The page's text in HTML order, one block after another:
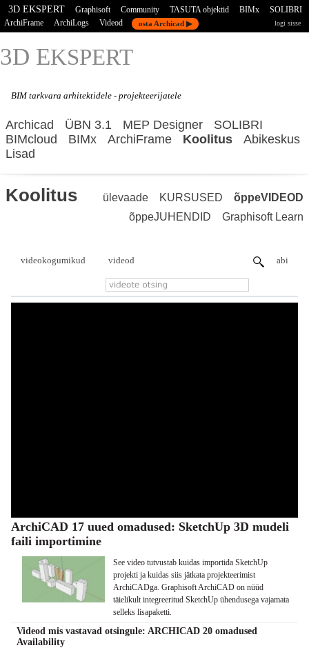
3D EKSPERT Graphisoft Community TASUTA objektid BIMx
SOLIBRI
ArchiFrame
ArchiLogs Videod osta Archicad ▶ logi sisse
3D EKSPERT
BIM tarkvara arhitektidele - projekteerijatele
Archicad ÜBN 3.1 MEP Designer
SOLIBRI
BIMcloud
BIMx ArchiFrame Koolitus
Abikeskus
Lisad
Koolitus ülevaade KURSUSED
õppeVIDEOD
õppeJUHENDID
Graphisoft Learn
videokogumikud videod abi
ArchiCAD 17 uued omadused: SketchUp 3D mudeli
faili importimine
See video tutvustab kuidas importida SketchUp
projekti ja kuidas siis jätkata projekteerimist
ArchiCADga. Graphisoft ArchiCAD on nüüd
täielikult integreeritud SketchUp ühendusega vajamata
selleks lisapaketti.
Videod mis vastavad otsingule: ARCHICAD 20 omadused
Availability